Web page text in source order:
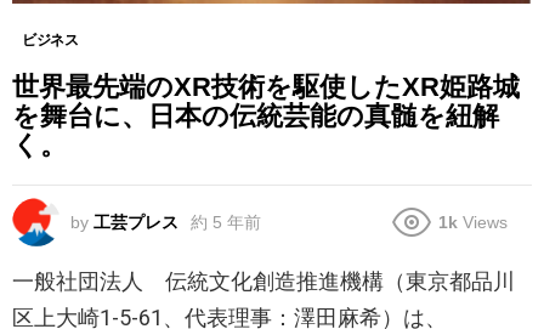
ビジネス
世界最先端のXR技術を駆使したXR姫路城
を舞台に、日本の伝統芸能の真髄を紐解
く。
by 工芸プレス 約 5 年前 1k Views
一般社団法人 伝統文化創造推進機構（東京都品川
区上大崎1-5-61、代表理事：澤田麻希）は、